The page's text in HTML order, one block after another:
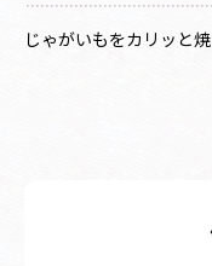
じゃがいもをカリッと